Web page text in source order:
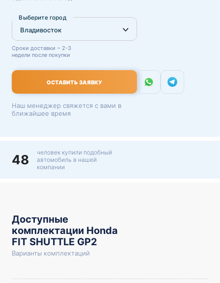
Выберите город
Сроки доставки ~ 2-3
недели после покупки
ОСТАВИТЬ ЗАЯВКУ
Наш менеджер свяжется с вами в
ближайшее время
48
человек купили подобный
автомобиль в нашей
компании
Доступные
комплектации Honda
FIT SHUTTLE GP2
Варианты комплектаций